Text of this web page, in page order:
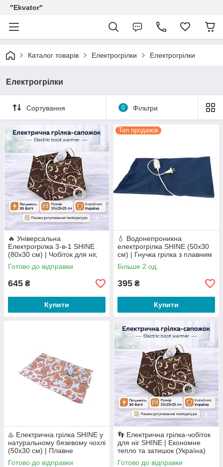
"Ekvator"
Каталог товарів Електрогрілки Електрогрілки
Електрогрілки
Сортування 0 Фільтри
🔥 Універсальна
Електрогрілка 3-в-1 SHINE
(80х30 см) | Чобіток для ніг,
зігріваючий пояс та класична
грілка
Готово до відправки
645 ₴
Купити
Топ продажів
💧 Водонепроникна
електрогрілка SHINE (50x30
см) | Гнучка грілка з плавним
регулюванням температури
Більше 2 од.
395 ₴
Купити
♨️ Електрична грілка SHINE у
натуральному бязевому чохлі
(50х30 см) | Плавне
регулювання тепла
Готово до відправки
👣 Електрична грілка-чобіток
для ніг SHINE | Економне
тепло та затишок (Україна)
Готово до відправки